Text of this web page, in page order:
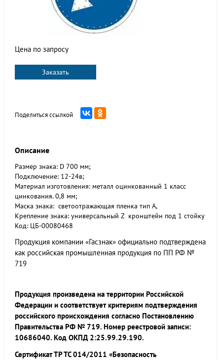
Цена по запросу
Заказать
Поделиться ссылкой
Описание
Размер знака: D 700 мм;
Подключение: 12-24в;
Материал изготовления: металл оцинкованный 1 класс
цинкования. 0,8 мм;
Маска знака: светоотражающая пленка тип А,
Крепление знака: универсальный Z кронштейн под 1 стойку
Код: ЦБ-00080468
Продукция компании «Гасзнак» официально подтверждена
как российская промышленная продукция по ПП РФ №
719
Продукция произведена на территории Российской
Федерации и соответствует критериям подтверждения
российского происхождения согласно Постановлению
Правительства РФ № 719. Номер реестровой записи:
10686040. Код ОКПД 2:25.99.29.190.
Сертификат ТР ТС 014/2011 «Безопасность